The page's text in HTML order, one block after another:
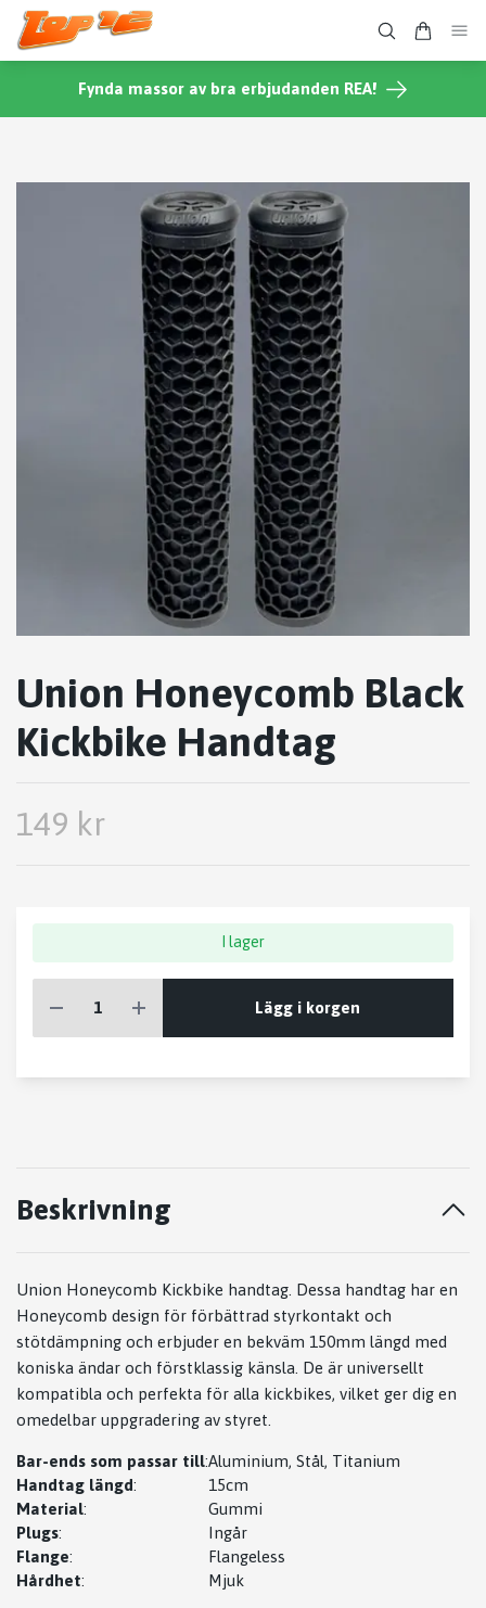
Fynda massor av bra erbjudanden REA!
Union Honeycomb Black
Kickbike Handtag
149 kr
I lager
Lägg i korgen
Beskrivning
Union Honeycomb Kickbike handtag. Dessa handtag har en
Honeycomb design för förbättrad styrkontakt och
stötdämpning och erbjuder en bekväm 150mm längd med
koniska ändar och förstklassig känsla. De är universellt
kompatibla och perfekta för alla kickbikes, vilket ger dig en
omedelbar uppgradering av styret.
Bar-ends som passar till:Aluminium, Stål, Titanium
Handtag längd:
15cm
Material:
Gummi
Plugs:
Ingår
Flange:
Flangeless
Hårdhet: Mjuk